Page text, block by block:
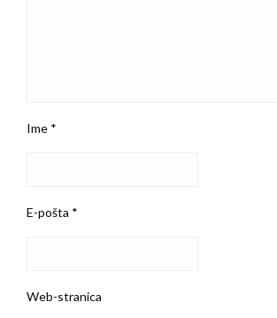
Ime *
E-pošta *
Web-stranica